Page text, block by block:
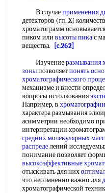
В случаеприменения
детекторов (гп. X)
хроматограмм
пиком или высоты пикас
вещества.
[c.262]
Изучениеразмывания
зоныпозволяетпонять
хроматографического
механизме и внести
вопросы истолкования
Например, в
характера размывания
асимметрии необходимо
интерпретации
средних молекулярных масс
распределений
понимание позволяет
высокоэффективные
отыскивать для них
что несомненно важно для
хроматографической